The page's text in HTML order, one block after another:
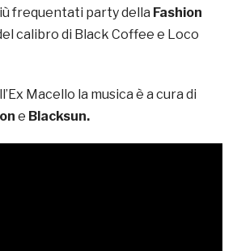
frequentati party della Fashion
calibro di Black Coffee e Loco
Macello la musica è a cura di
e Blacksun.